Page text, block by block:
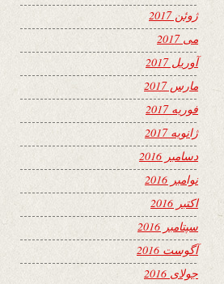
ژوئن 2017
می 2017
آوریل 2017
مارس 2017
فوریه 2017
ژانویه 2017
دسامبر 2016
نوامبر 2016
اکتبر 2016
سپتامبر 2016
آگوست 2016
جولای 2016